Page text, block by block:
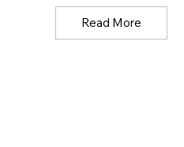
Read More